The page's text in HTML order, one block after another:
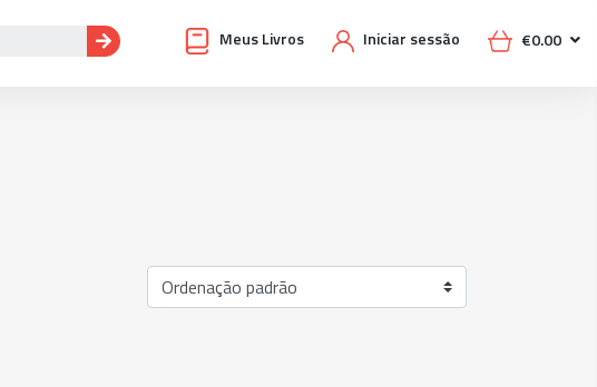
Meus Livros Iniciar sessão €0.00